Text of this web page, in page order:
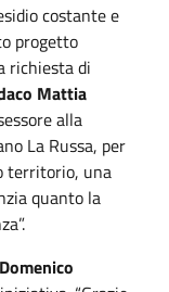
costante e
progetto
richiesta di
Mattia
alla
La Russa, per
territorio, una
quanto la